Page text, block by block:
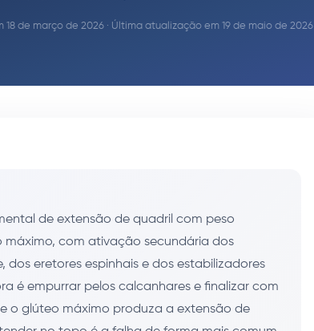
18 de março de 2026 · Última atualização em 19 de maio de 2026
de extensão de quadril com peso
com ativação secundária dos
eretores espinhais e dos estabilizadores
é empurrar pelos calcanhares e finalizar com
o glúteo máximo produza a extensão de